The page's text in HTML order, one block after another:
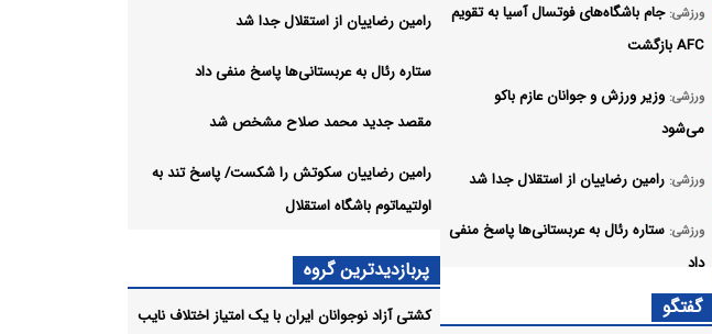
ورزشی: جام باشگاه‌های فوتسال آسیا به تقویم
AFC بازگشت
ورزشی: وزیر ورزش و جوانان عازم باکو
می‌شود
ورزشی: رامین رضاییان از استقلال جدا شد
ورزشی: ستاره رئال به عربستانی‌ها پاسخ منفی
داد
ورزشی: مقصد جدید محمد صلاح مشخصگفتگو
رامین رضاییان از استقلال جدا شد
ستاره رئال به عربستانی‌ها پاسخ منفی داد
مقصد جدید محمد صلاح مشخص شد
رامین رضاییان سکوتش را شکست/ پاسخ تند به
اولتیماتوم باشگاه استقلال
پربازدیدترین گروه
کشتی آزاد نوجوانان ایران با یک امتیاز اختلاف نایب